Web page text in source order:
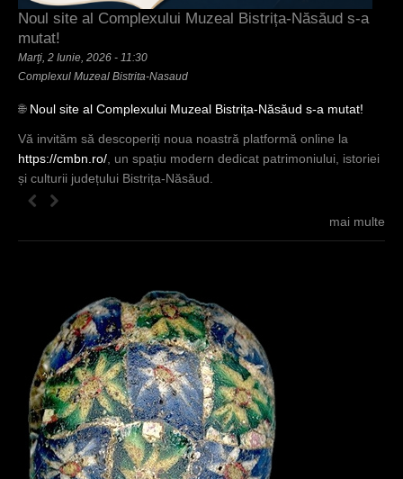
Noul site al Complexului Muzeal Bistrița-Năsăud s-a
mutat!
Marţi, 2 Iunie, 2026 - 11:30
Complexul Muzeal Bistrita-Nasaud
🌐 Noul site al Complexului Muzeal Bistrița-Năsăud s-a mutat!
Vă invităm să descoperiți noua noastră platformă online la
https://cmbn.ro/ , un spațiu modern dedicat patrimoniului, istoriei
și culturii județului Bistrița-Năsăud.
mai multe